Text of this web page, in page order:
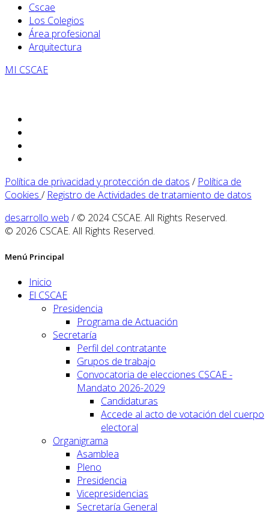
Cscae
Los Colegios
Área profesional
Arquitectura
MI CSCAE
Política de privacidad y protección de datos / Política de
Cookies / Registro de Actividades de tratamiento de datos
desarrollo web / © 2024 CSCAE. All Rights Reserved.
© 2026 CSCAE. All Rights Reserved.
Menú Principal
Inicio
El CSCAE
Presidencia
Programa de Actuación
Secretaría
Perfil del contratante
Grupos de trabajo
Convocatoria de elecciones CSCAE -
Mandato 2026-2029
Candidaturas
Accede al acto de votación del cuerpo
electoral
Organigrama
Asamblea
Pleno
Presidencia
Vicepresidencias
Secretaría General